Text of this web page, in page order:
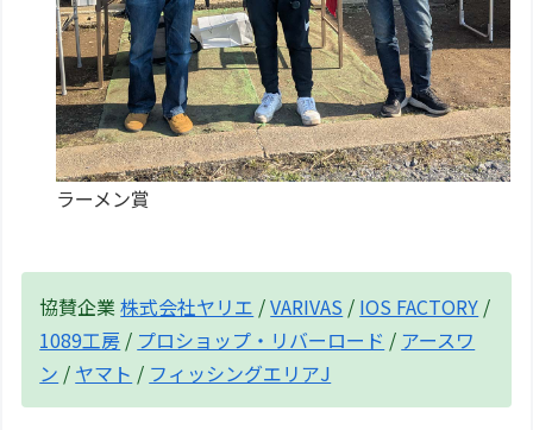
ラーメン賞
協賛企業株式会社ヤリエ /VARIVAS / IOS FACTORY /
1089工房 / プロショップ・リバーロード / アースワ
ン / ヤマト / フィッシングエリアJ